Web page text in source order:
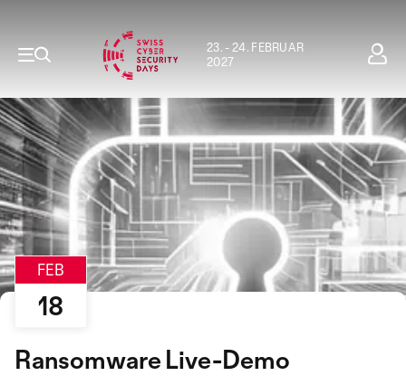
23. - 24. FEBRUAR
2027
FEB
18
Ransomware Live-Demo